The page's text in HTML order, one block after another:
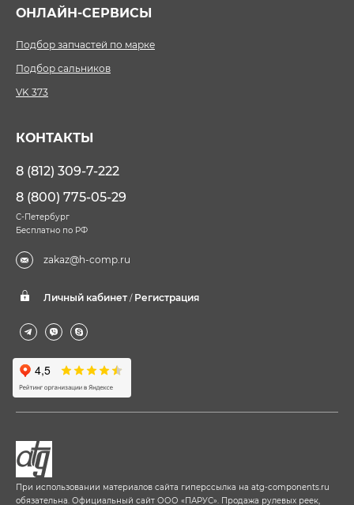
ОНЛАЙН-СЕРВИСЫ
Подбор запчастей по марке
Подбор сальников
VK 373
КОНТАКТЫ
8 (812) 309-7-222
8 (800) 775-05-29
С-Петербург
Бесплатно по РФ
zakaz@h-comp.ru
Личный кабинет / Регистрация
При использовании материалов сайта гиперссылка на atg-components.ru
обязательна. Официальный сайт ООО «ПАРУС». Продажа рулевых реек,